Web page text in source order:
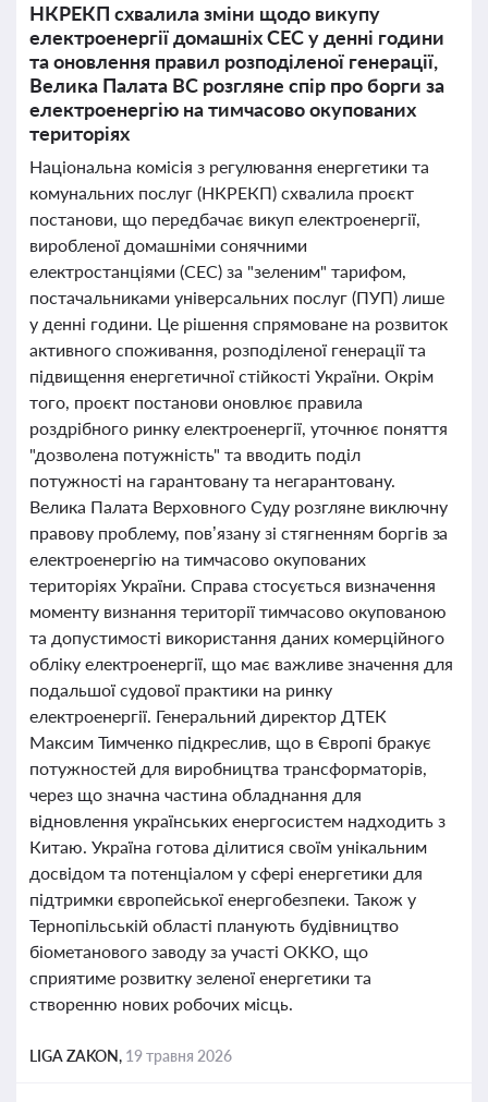
НКРЕКП схвалила зміни щодо викупу
електроенергії домашніх СЕС у денні години
та оновлення правил розподіленої генерації,
Велика Палата ВС розгляне спір про борги за
електроенергію на тимчасово окупованих
територіях
Національна комісія з регулювання енергетики та
комунальних послуг (НКРЕКП) схвалила проєкт
постанови, що передбачає викуп електроенергії,
виробленої домашніми сонячними
електростанціями (СЕС) за "зеленим" тарифом,
постачальниками універсальних послуг (ПУП) лише
у денні години. Це рішення спрямоване на розвиток
активного споживання, розподіленої генерації та
підвищення енергетичної стійкості України. Окрім
того, проєкт постанови оновлює правила
роздрібного ринку електроенергії, уточнює поняття
"дозволена потужність" та вводить поділ
потужності на гарантовану та негарантовану.
Велика Палата Верховного Суду розгляне виключну
правову проблему, пов’язану зі стягненням боргів за
електроенергію на тимчасово окупованих
територіях України. Справа стосується визначення
моменту визнання території тимчасово окупованою
та допустимості використання даних комерційного
обліку електроенергії, що має важливе значення для
подальшої судової практики на ринку
електроенергії. Генеральний директор ДТЕК
Максим Тимченко підкреслив, що в Європі бракує
потужностей для виробництва трансформаторів,
через що значна частина обладнання для
відновлення українських енергосистем надходить з
Китаю. Україна готова ділитися своїм унікальним
досвідом та потенціалом у сфері енергетики для
підтримки європейської енергобезпеки. Також у
Тернопільській області планують будівництво
біометанового заводу за участі OKKO, що
сприятиме розвитку зеленої енергетики та
створенню нових робочих місць.
LIGA ZAKON, 19 травня 2026